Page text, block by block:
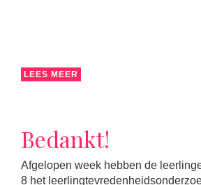
LEES MEER
Bedankt!
Afgelopen week hebben de
8 het